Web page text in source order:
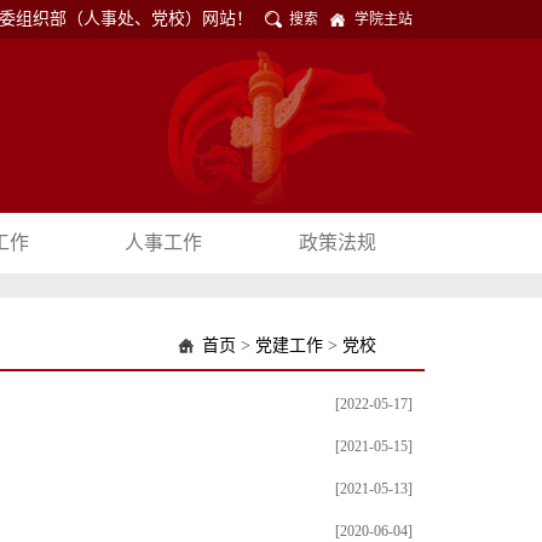
组织部（人事处、党校）网站！ 搜索 学院主站
作 人事工作 政策法规
首页 > 党建工作 > 党校
[2022-05-17]
[2021-05-15]
[2021-05-13]
[2020-06-04]